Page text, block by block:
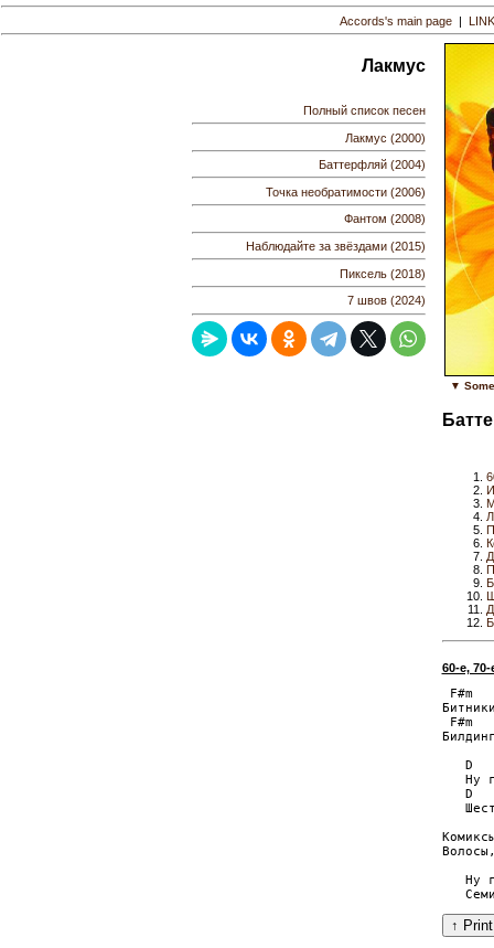
Accords's main page |
Лакмус
Полный список песен
Лакмус (2000)
Баттерфляй (2004)
Точка необратимости (2006)
Фантом (2008)
Наблюдайте за звёздами (2015)
Пиксель (2018)
7 швов (2024)
▼
60-е, 70-
D
Ну
D
Ну